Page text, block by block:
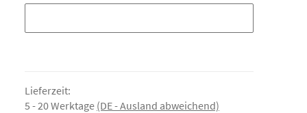
Lieferzeit:
5 - 20 Werktage (DE - Ausland abweichend)